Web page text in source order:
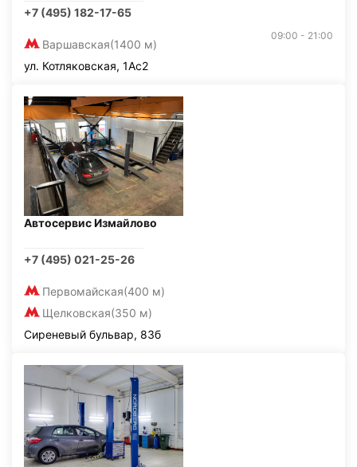
+7 (495) 182-17-65
Варшавская(1400 м)
09:00 - 21:00
ул. Котляковская, 1Ас2
Автосервис Измайлово
+7 (495) 021-25-26
Первомайская(400 м)
Щелковская(350 м)
Сиреневый бульвар, 83б